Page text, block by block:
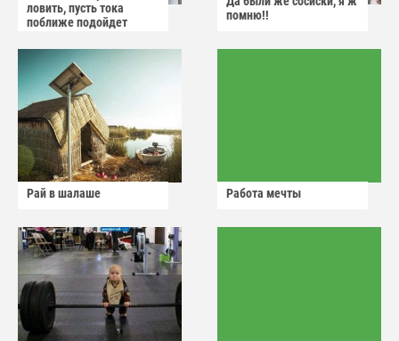
ловить, пусть тока
поближе подойдет
помню!!
Рай в шалаше Работа мечты